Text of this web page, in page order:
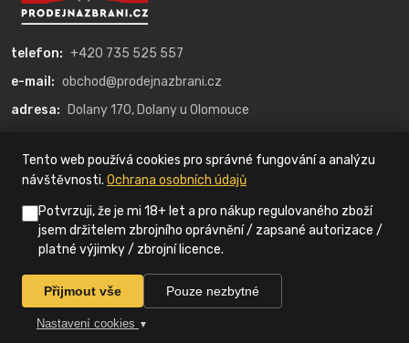
telefon: +420 735 525 557
e-mail: obchod@prodejnazbrani.cz
adresa:
Dolany 170, Dolany u Olomouce
Kategorie
© 2022 ProdejnaZbraní.cz
Tento web používá cookies pro správné fungování a analýzu
návštěvnosti. Ochrana osobních údajů
Potvrzuji, že je mi 18+ let a pro nákup regulovaného zboží
jsem držitelem zbrojního oprávnění / zapsané autorizace /
platné výjimky / zbrojní licence.
Přijmout vše Pouze nezbytné
Nastavení cookies ▼